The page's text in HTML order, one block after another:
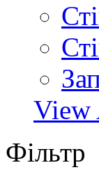
View
Фільтр